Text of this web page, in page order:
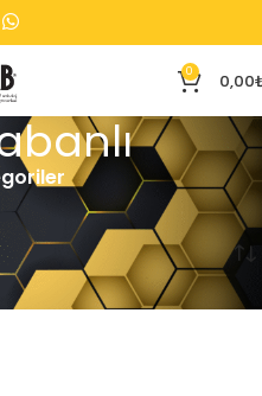
0 0,00
Tek bir sonuç gösteriliyor